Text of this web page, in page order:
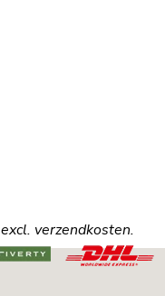
verzendkosten.